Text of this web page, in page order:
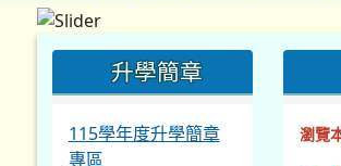
瀏覽
::: 升學簡章
115學年度升學簡章
專區